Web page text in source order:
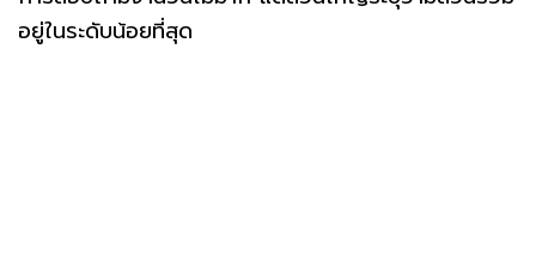
อยู่ในระดับน้อยที่สุด